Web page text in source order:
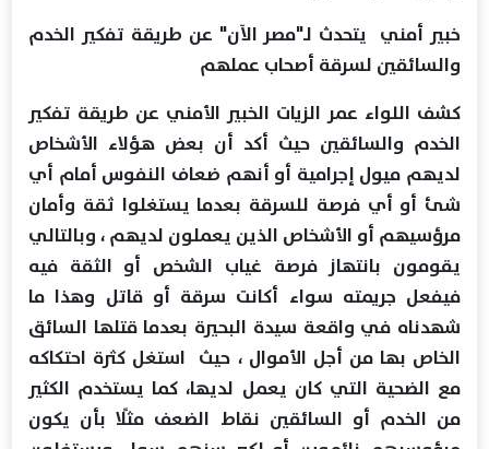
خبير أمني يتحدث لـ"مصر الآن" عن طريقة تفكير الخدم
والسائقين لسرقة أصحاب عملهم
كشف اللواء عمر الزيات الخبير الأمني عن طريقة تفكير
الخدم والسائقين حيث أكد أن بعض هؤلاء الأشخاص
لديهم ميول إجرامية أو أنهم ضعاف النفوس أمام أي
شئ أو أي فرصة للسرقة بعدما يستغلوا ثقة وأمان
مرؤسيهم أو الأشخاص الذين يعملون لديهم ، وبالتالي
يقومون بانتهاز فرصة غياب الشخص أو الثقة فيه
فيفعل جريمته سواء أكانت سرقة أو قاتل وهذا ما
شهدناه في واقعة سيدة البحيرة بعدما قتلها السائق
الخاص بها من أجل الأموال ، حيث استغل كثرة احتكاكه
مع الضحية التي كان يعمل لديها، كما يستخدم الكثير
من الخدم أو السائقين نقاط الضعف مثلًا بأن يكون